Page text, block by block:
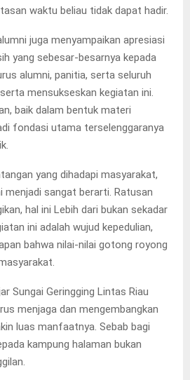
waktu beliau tidak dapat hadir.
juga menyampaikan apresiasi
yang sebesar-besarnya kepada
alumni, panitia, serta seluruh
mensukseskan kegiatan ini.
baik dalam bentuk materi
fondasi utama terselenggaranya
yang dihadapi masyarakat,
menjadi sangat berarti. Ratusan
hal ini Lebih dari bukan sekadar
ini adalah wujud kepedulian,
bahwa nilai-nilai gotong royong
Sungai Geringging Lintas Riau
menjaga dan mengembangkan
luas manfaatnya. Sebab bagi
kampung halaman bukan